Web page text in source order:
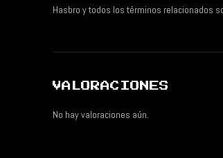
Hasbro y todos los términos relacionados
VALORACIONES
No hay valoraciones aún.